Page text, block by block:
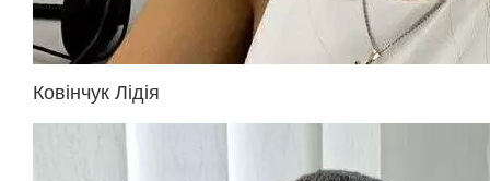
Ковінчук Лідія